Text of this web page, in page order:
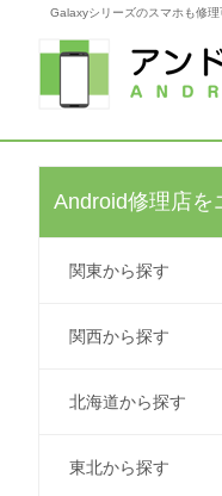
Galaxyシリーズのスマホも修
Android修理店を
関東から探す
関西から探す
北海道から探す
東北から探す